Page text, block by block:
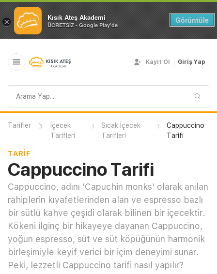
× Kısık Ateş Akademi
ÜCRETSİZ - Google Play'de
Görüntüle
sorgusu
Kayıt Ol Giriş Yap
Tarifler
İçecek
Tarifleri
Sıcak İçecek
Tarifleri
Cappuccino
Tarifi
TARIF
Cappuccino Tarifi
Cappuccino, adını 'Capuchin monks' olarak anılan
rahiplerin kıyafetlerinden alan ve espresso bazlı
bir sütlü kahve çeşidi olarak bilinen bir içecektir.
Kökeni ilginç bir hikayeye dayanan Cappuccino,
yoğun espresso, süt ve süt köpüğünün harmonik
birleşimiyle keyif verici bir içim deneyimi sunar.
Peki, lezzetli Cappuccino tarifi nasıl yapılır?